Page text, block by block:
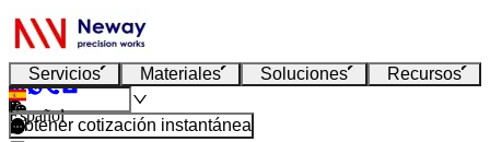
Servicios Materiales Soluciones Recursos
Español
Obtener cotización instantánea